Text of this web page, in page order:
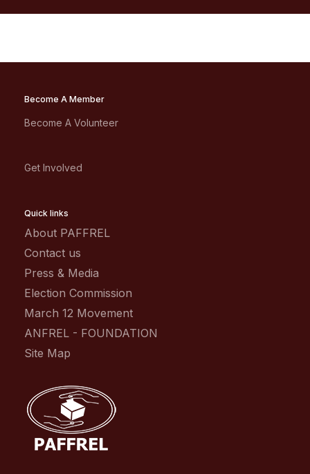
Become A Member
Become A Volunteer
Get Involved
Quick links
About PAFFREL
Contact us
Press & Media
Election Commission
March 12 Movement
ANFREL - FOUNDATION
Site Map